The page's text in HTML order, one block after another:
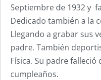
Septiembre de 1932 y
Dedicado también a la
Llegando a grabar sus
padre. También
Física. Su padre
cumpleaños.